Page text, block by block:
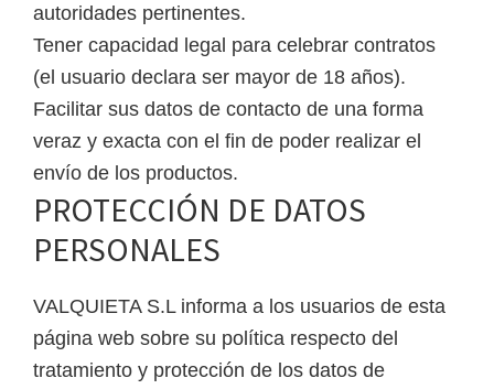
autoridades pertinentes.
Tener capacidad legal para celebrar contratos
(el usuario declara ser mayor de 18 años).
Facilitar sus datos de contacto de una forma
veraz y exacta con el fin de poder realizar el
envío de los productos.
PROTECCIÓN DE DATOS
PERSONALES
VALQUIETA S.L informa a los usuarios de esta
página web sobre su política respecto del
tratamiento y protección de los datos de